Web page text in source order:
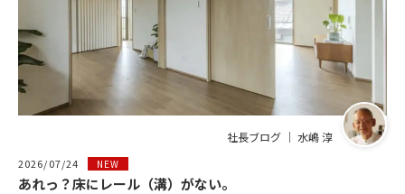
社長ブログ ｜ 水嶋 淳
2026/07/24 NEW
あれっ？床にレール（溝）がない。